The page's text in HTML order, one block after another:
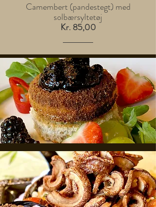
Camembert (pandestegt) med
solbærsyltetøj
Kr. 85,00